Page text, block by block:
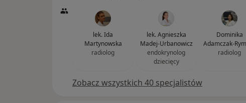
lek. Ida
Martynowska
radiolog
lek. Agnieszka
Madej-Urbanowicz
endokrynolog
dziecięcy
Dominika
Adamczak-
radiolog
Zobacz wszystkich 40 specjalistów